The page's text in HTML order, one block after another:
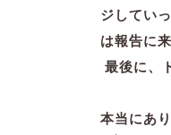
ジしてい
は報告に
最後に、
本当にあ